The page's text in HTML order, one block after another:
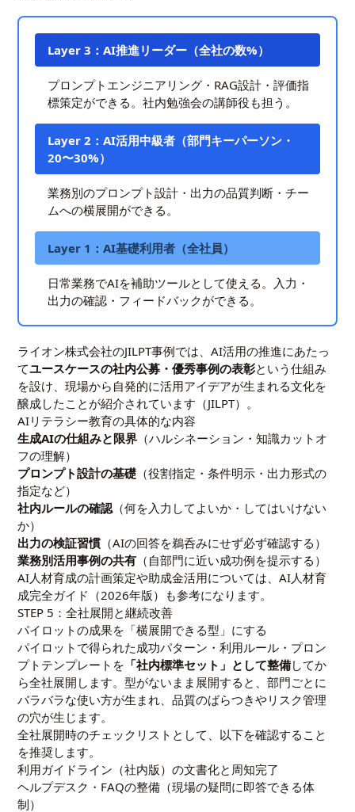
Layer 3：AI推進リーダー（全社の数%）
プロンプトエンジニアリング・RAG設計・評価指
標策定ができる。社内勉強会の講師役も担う。
Layer 2：AI活用中級者（部門キーパーソン・
20〜30%）
業務別のプロンプト設計・出力の品質判断・チー
ムへの横展開ができる。
Layer 1：AI基礎利用者（全社員）
日常業務でAIを補助ツールとして使える。入力・
出力の確認・フィードバックができる。
ライオン株式会社のJILPT事例では、AI活用の推進にあたっ
てユースケースの社内公募・優秀事例の表彰という仕組み
を設け、現場から自発的に活用アイデアが生まれる文化を
醸成したことが紹介されています（JILPT）。
AIリテラシー教育の具体的な内容
生成AIの仕組みと限界 （ハルシネーション・知識カットオ
フの理解）
プロンプト設計の基礎 （役割指定・条件明示・出力形式の
指定など）
社内ルールの確認 （何を入力してよいか・してはいけない
か）
出力の検証習慣 （AIの回答を鵜呑みにせず必ず確認する）
業務別活用事例の共有 （自部門に近い成功例を提示する）
AI人材育成の計画策定や助成金活用については、AI人材育
成完全ガイド（2026年版） も参考になります。
STEP 5：全社展開と継続改善
パイロットの成果を「横展開できる型」にする
パイロットで得られた成功パターン・利用ルール・プロン
プトテンプレートを 「社内標準セット」として整備してか
ら全社展開します。型がないまま展開すると、部門ごとに
バラバラな使い方が生まれ、品質のばらつきやリスク管理
の穴が生じます。
全社展開時のチェックリストとして、以下を確認すること
を推奨します。
利用ガイドライン（社内版）の文書化と周知完了
ヘルプデスク・FAQの整備（現場の疑問に即答できる体
制）